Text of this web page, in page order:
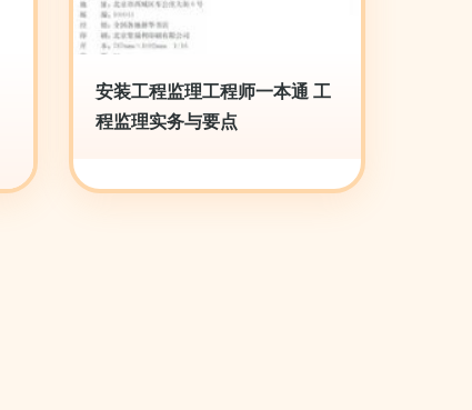
安装工程监理工程师一本通 工
程监理实务与要点